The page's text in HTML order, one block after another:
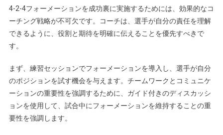
4-2-4フォーメーションを成功裏に実施するためには、効果的なコ
ーチング戦略が不可欠です。コーチは、選手が自分の責任を理解
できるように、役割と期待を明確に伝えることを優先すべきで
す。
まず、練習セッションでフォーメーションを導入し、選手が自分
のポジションを試す機会を与えます。チームワークとコミュニケ
ーションの重要性を強調するために、ガイド付きのディスカッシ
ョンを使用して、試合中にフォーメーションを維持することの重
要性を強調します。